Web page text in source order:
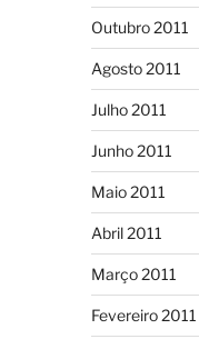
Outubro 2011
Agosto 2011
Julho 2011
Junho 2011
Maio 2011
Abril 2011
Março 2011
Fevereiro 2011